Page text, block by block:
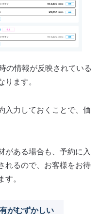
の情報が反映されている
ます。
入力しておくことで、価
がある場合も、予約に入
れるので、お客様をお待
。
がむずかしい